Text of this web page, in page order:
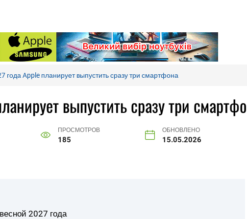
года Apple планирует выпустить сразу три смартфона
выпустить сразу три
ПРОСМОТРОВ
185
ОБНОВЛЕНО
15.05.2026
2027 года